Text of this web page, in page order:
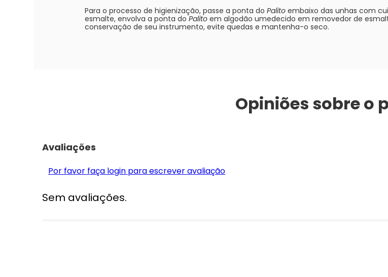
Para o processo de higienização, passe a ponta doPalitoembaixo das unhas com
esmalte, envolva a ponta doPalito em algodão umedecido em removedor de
conservação de seu instrumento, evite quedas e mantenha-o seco.
Opiniões sobre o
Avaliações
Por favor faça login para escrever avaliação
Sem avaliações.